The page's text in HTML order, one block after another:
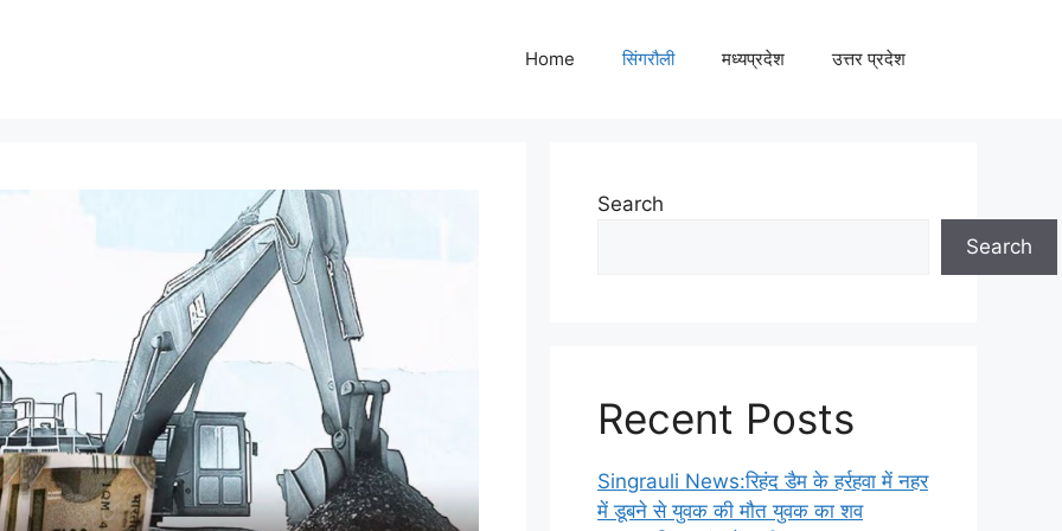
Home सिंगरौली मध्यप्रदेश उत्तर प्रदेश
Search
Search
Recent Posts
Singrauli News:रिहंद डैम के हर्रहवा में नहर
में डूबने से युवक की मौत युवक का शव